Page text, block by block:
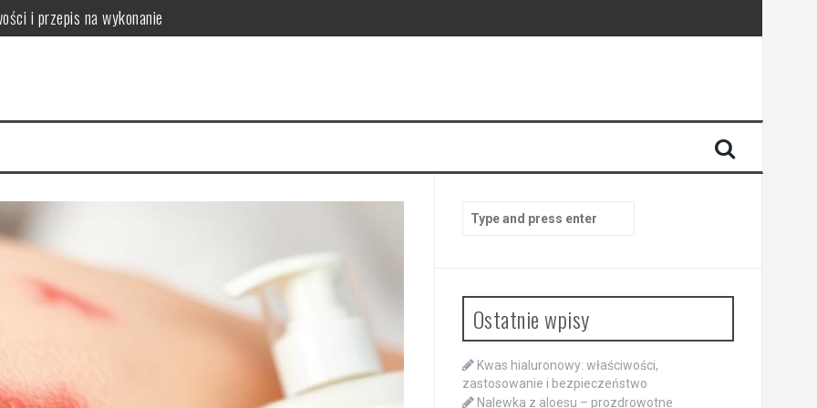
i przepis na wykonanie
w pielęgnacji skóry
dla zdrowia jamy ustnej, zębów i przyzębia
for:
Ostatnie wpisy
Kwas hialuronowy: właściwości,
zastosowanie i bezpieczeństwo
Nalewka z aloesu – prozdrowotne